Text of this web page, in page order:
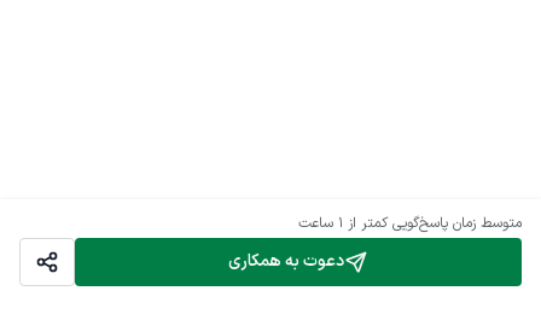
دعوت به همکاری
متوسط زمان پاسخ‌گویی کمتر از 1 ساعت